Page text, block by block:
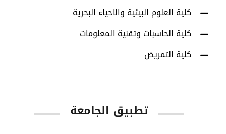
كلية العلوم البيئية والاحياء البحرية
كلية الحاسبات وتقنية المعلومات
كلية التمريض
تطبيق الجامعة